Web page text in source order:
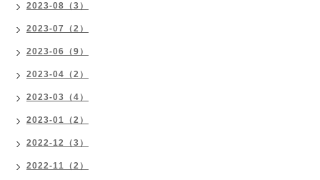
2023-08（3）
2023-07（2）
2023-06（9）
2023-04（2）
2023-03（4）
2023-01（2）
2022-12（3）
2022-11（2）